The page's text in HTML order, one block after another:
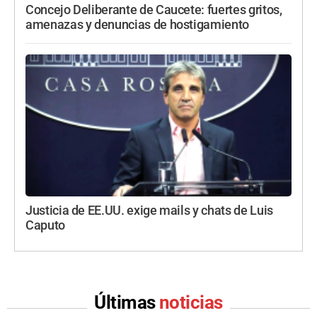
Concejo Deliberante de Caucete: fuertes gritos,
amenazas y denuncias de hostigamiento
Justicia de EE.UU. exige mails y chats de Luis
Caputo
Últimas noticias